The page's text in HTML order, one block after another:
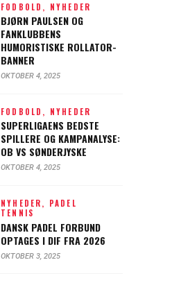
FODBOLD, NYHEDER
BJØRN PAULSEN OG
FANKLUBBENS
HUMORISTISKE ROLLATOR-
BANNER
OKTOBER 4, 2025
FODBOLD, NYHEDER
SUPERLIGAENS BEDSTE
SPILLERE OG KAMPANALYSE:
OB VS SØNDERJYSKE
OKTOBER 4, 2025
NYHEDER, PADEL
TENNIS
DANSK PADEL FORBUND
OPTAGES I DIF FRA 2026
OKTOBER 3, 2025